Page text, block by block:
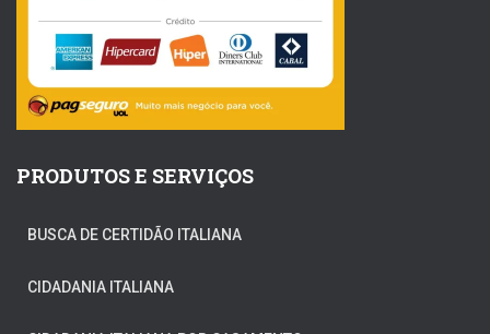
PRODUTOS E SERVIÇOS
BUSCA DE CERTIDÃO ITALIANA
CIDADANIA ITALIANA